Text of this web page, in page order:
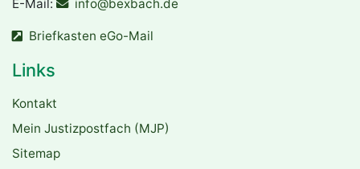
E-Mail:
info@bexbach.de
Briefkasten eGo-Mail
Links
Kontakt
Mein Justizpostfach (MJP)
Sitemap